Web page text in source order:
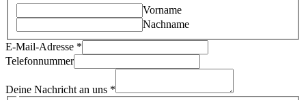
Vorname
Nachname
E-Mail-Adresse *
Telefonnummer
Deine Nachricht an uns *